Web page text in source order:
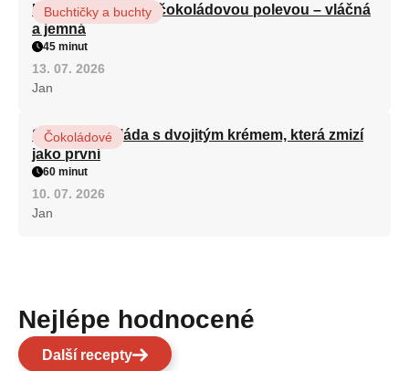
Kefírová buchta s čokoládovou polevou – vláčná
a jemná
Buchtičky a buchty
45 minut
13. 07. 2026
Jan
Sametová roláda s dvojitým krémem, která zmizí
jako první
Čokoládové
60 minut
10. 07. 2026
Jan
Nejlépe hodnocené
Další recepty